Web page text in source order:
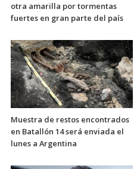
otra amarilla por tormentas
fuertes en gran parte del país
Muestra de restos encontrados
en Batallón 14 será enviada el
lunes a Argentina